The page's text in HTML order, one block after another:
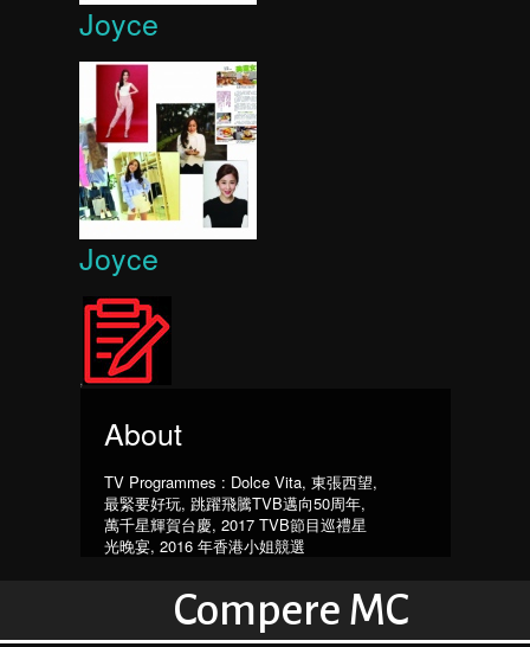
Joyce
Joyce
,
About
TV Programmes : Dolce Vita, 東張西望,
最緊要好玩, 跳躍飛騰TVB邁向50周年,
萬千星輝賀台慶, 2017 TVB節目巡禮星
光晚宴, 2016 年香港小姐競選
Compere MC